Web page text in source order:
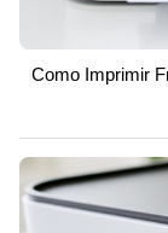
Como Imprimir